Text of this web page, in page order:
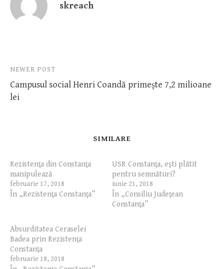
skreach
Post
navigation
NEWER POST
Campusul social Henri Coandă primeşte 7,2 milioane
lei
SIMILARE
Rezistenţa din Constanţa
manipulează
februarie 17, 2018
În „Rezistenţa Constanţa”
USR Constanţa, eşti plătit
pentru semnături?
iunie 21, 2018
În „Consiliu Judeţean
Constanţa”
Absurditatea Ceraselei
Badea prin Rezistenţa
Constanţa
februarie 18, 2018